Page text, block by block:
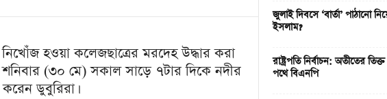
নিখোঁজ হওয়া কলেজছাত্রের মরদেহ উদ্ধার করা
শনিবার (৩০ মে) সকাল সাড়ে ৭টার দিকে নদীর
ডুবুরিরা।
জুলাই দিবসে ‘বার্তা’ পাঠানো
ইসলাম?
রাষ্ট্রপতি নির্বাচন: অতীতের
পথে বিএনপি